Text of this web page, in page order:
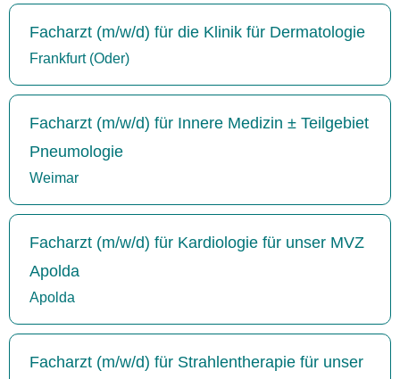
Facharzt (m/w/d) für die Klinik für Dermatologie
Frankfurt (Oder)
Facharzt (m/w/d) für Innere Medizin ± Teilgebiet
Pneumologie
Weimar
Facharzt (m/w/d) für Kardiologie für unser MVZ
Apolda
Apolda
Facharzt (m/w/d) für Strahlentherapie für unser